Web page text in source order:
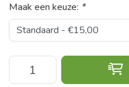
Maak een keuze: *